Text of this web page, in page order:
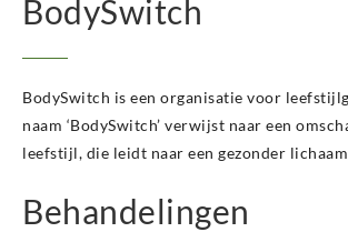
BodySwitch Hoofddorp
BodySwitch Hoorn
BodySwitch Kampen
BodySwitch Kerkrade
BodySwitch Krimpenerwaard
BodySwitch Leeuwarden
BodySwitch Leiden
BodySwitch Lelystad
BodySwitch Maastricht
BodySwitch
BodySwitch is een organisatie voor
naam ‘BodySwitch’ verwijst naar een
leefstijl, die leidt naar een gezonder
Behandelingen